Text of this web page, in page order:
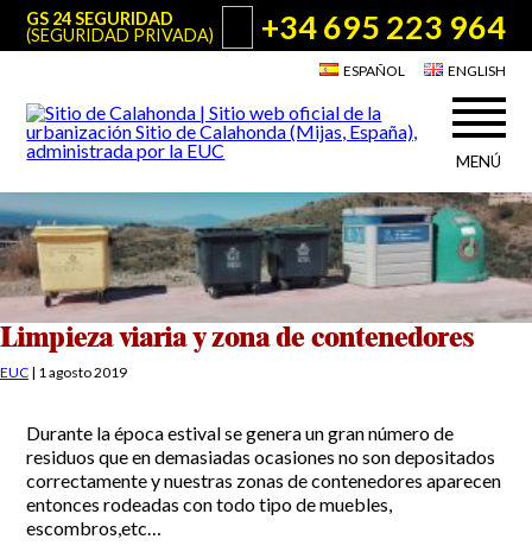
GS 24 SEGURIDAD
(SEGURIDAD PRIVADA)
+34 695 223 964
ESPAÑOL ENGLISH
MENÚ
Acerca de Sitio de Calahonda
Quiénes somos
Junta Directiva
Servicios de la EUC
Estatutos
Actas e Informes Anuales
Contactar
Actuaciones
Utilidades para Residentes y Visitantes
Transporte
El reciclado de nuestros residuos
Información sobre podas
Noticias
Teléfonos de interés
©2026 E.U.C.Sitio de Calahonda, Calle Monte Paraíso, 6, 29649 Mijas Costa.
NIF: G29178803.Todos los derechos reservados. Diseño y desarrollo:Jesse Naylor
Limpieza viaria y zona de contenedores
EUC | 1 agosto 2019
Durante la época estival se genera un gran número de
residuos que en demasiadas ocasiones no son depositados
correctamente y nuestras zonas de contenedores aparecen
entonces rodeadas con todo tipo de muebles,
escombros,etc…